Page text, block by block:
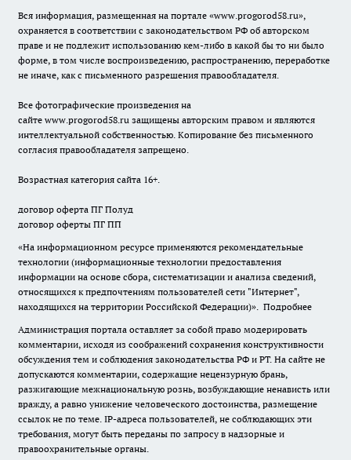
Вся информация, размещенная на портале «www.progorod58.ru»,
охраняется в соответствии с законодательством РФ об авторском
праве и не подлежит использованию кем-либо в какой бы то ни было
форме, в том числе воспроизведению, распространению, переработке
не иначе, как с письменного разрешения правообладателя.
Все фотографические произведения на
сайте www.progorod58.ru защищены авторским правом и являются
интеллектуальной собственностью. Копирование без письменного
согласия правообладателя запрещено.
Возрастная категория сайта 16+.
договор оферта ПГ Полуд
договор оферты ПГ ПП
«На информационном ресурсе применяются рекомендательные
технологии (информационные технологии предоставления
информации на основе сбора, систематизации и анализа сведений,
относящихся к предпочтениям пользователей сети "Интернет",
находящихся на территории Российской Федерации)». Подробнее
Администрация портала оставляет за собой право модерировать
комментарии, исходя из соображений сохранения конструктивности
обсуждения тем и соблюдения законодательства РФ и РТ. На сайте не
допускаются комментарии, содержащие нецензурную брань,
разжигающие межнациональную рознь, возбуждающие ненависть или
вражду, а равно унижение человеческого достоинства, размещение
ссылок не по теме. IP-адреса пользователей, не соблюдающих эти
требования, могут быть переданы по запросу в надзорные и
правоохранительные органы.